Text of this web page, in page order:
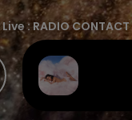
Live : RADIO CONTACT